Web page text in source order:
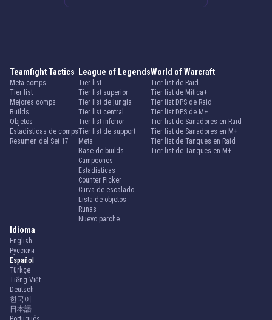
Teamfight Tactics
Meta comps
Tier list
Mejores comps
Builds
Objetos
Estadísticas de comps
Resumen del Set 17
League of Legends
Tier list
Tier list superior
Tier list de jungla
Tier list central
Tier list inferior
Tier list de support
Meta
Base de builds
Campeones
Estadísticas
Counter Picker
Curva de escalado
Lista de objetos
Runas
Nuevo parche
World of Warcraft
Tier list de Raid
Tier list de Mítica+
Tier list DPS de Raid
Tier list DPS de M+
Tier list de Sanadores en Raid
Tier list de Sanadores en M+
Tier list de Tanques en Raid
Tier list de Tanques en M+
Idioma
English
Русский
Español
Türkçe
Tiếng Việt
Deutsch
한국어
日本語